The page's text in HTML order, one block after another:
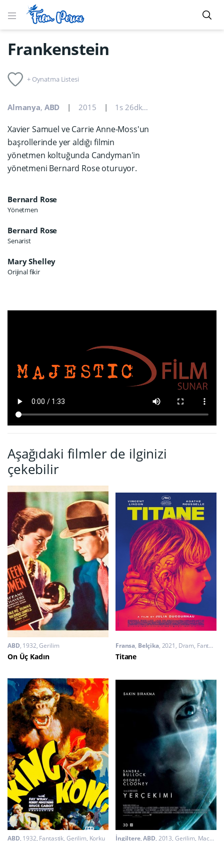
Frankenstein
+ Oynatma Listesi
Almanya, ABD 2015 1s 26dk
Xavier Samuel ve Carrie Anne-Moss'un
başrollerinde yer aldığı filmin
yönetmen koltuğunda Candyman'in
yönetmeni Bernard Rose oturuyor.
Bernard Rose
Yönetmen
Bernard Rose
Senarist
Mary Shelley
Orijinal fikir
Aşağıdaki filmler de ilginizi
çekebilir
ABD 1932 Gerilim
On Üç Kadın
Fransa, Belçika 2021 Dram, Fantastik
Titane
ABD 1932 Fantastik, Gerilim, Korku İngiltere,ABD 2013 Gerilim, Macera